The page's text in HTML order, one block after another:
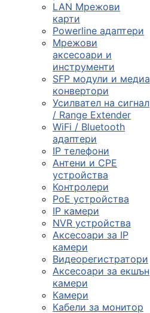
LAN Мрежови
карти
Powerline адаптери
Мрежови
аксесоари и
инструменти
SFP модули и медиа
конвертори
Усилвател на сигнал
/ Range Extender
WiFi / Bluetooth
адаптери
IP телефони
Антени и CPE
устройства
Контролери
PoE устройства
IP камери
NVR устройства
Аксесоари за IP
камери
Видеорегистратори
Аксесоари за екшън
камери
Камери
Кабели за монитор